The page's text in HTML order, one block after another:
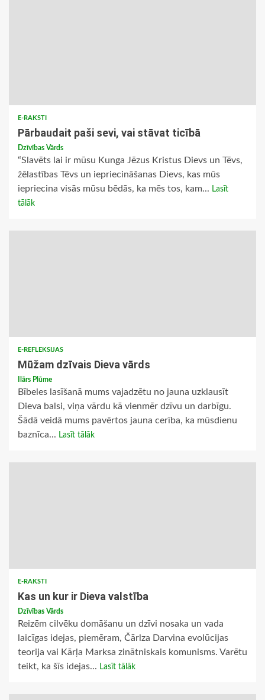
E-RAKSTI
Pārbaudait paši sevi, vai stāvat ticībā
Dzīvības Vārds
“Slavēts lai ir mūsu Kunga Jēzus Kristus Dievs un Tēvs,
žēlastības Tēvs un iepriecināšanas Dievs, kas mūs
iepriecina visās mūsu bēdās, ka mēs tos, kam... Lasīt
tālāk
E-REFLEKSIJAS
Mūžam dzīvais Dieva vārds
Ilārs Plūme
Bībeles lasīšanā mums vajadzētu no jauna uzklausīt
Dieva balsi, viņa vārdu kā vienmēr dzīvu un darbīgu.
Šādā veidā mums pavērtos jauna cerība, ka mūsdienu
baznīca... Lasīt tālāk
E-RAKSTI
Kas un kur ir Dieva valstība
Dzīvības Vārds
Reizēm cilvēku domāšanu un dzīvi nosaka un vada
laicīgas idejas, piemēram, Čārlza Darvina evolūcijas
teorija vai Kārļa Marksa zinātniskais komunisms. Varētu
teikt, ka šīs idejas... Lasīt tālāk